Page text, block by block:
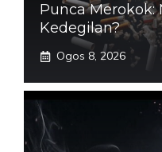
Punca Merokok:
Kedegilan?
Ogos 8, 2026